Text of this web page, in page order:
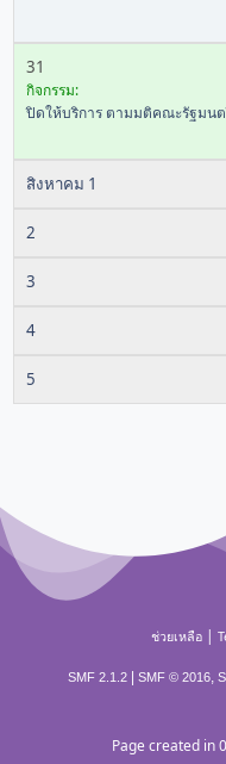
31
กิจกรรม:
ปิดให้บริการ ตามมติคณะรัฐมน
สิงหาคม 1
2
3
4
5
ช่วยเหลือ|
SMF 2.1.2 SMF © 2016,
Page created in